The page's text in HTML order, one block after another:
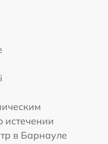
истечении
в Барнауле